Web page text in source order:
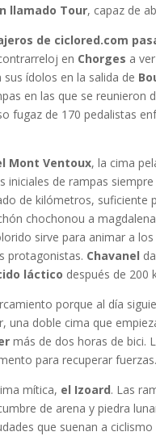
llamado Tour, capaz de
de ciclored.com
en Chorges a
ídolos en la salida de
en las que se
fugaz de 170 pedalistas
Mont Ventoux, la cima
iniciales de rampas
de kilómetros, suficiente
chochonou a
sirve para animar a
protagonistas. Chavanel
láctico después de 200
porque al día
r, una doble cima que
más de dos horas de bici.
para recuperar fuerzas.
mítica, el Izoard. Las
de arena y piedra
que suenan a